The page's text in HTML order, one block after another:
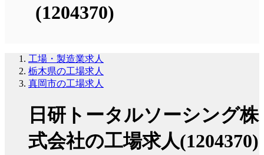
(1204370)
工場・製造業求人
栃木県の工場求人
真岡市の工場求人
日研トータルソーシング株
式会社の工場求人(1204370)